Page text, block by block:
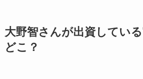
大野智さんが出資してい
どこ？